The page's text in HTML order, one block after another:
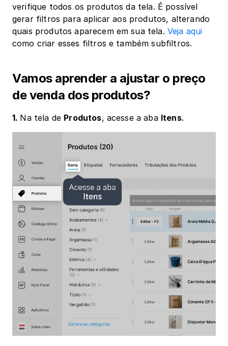
verifique todos os produtos da tela. É possível
gerar filtros para aplicar aos produtos, alterando
quais produtos aparecem em sua tela. Veja aqui
como criar esses filtros e também subfiltros.
Vamos aprender a ajustar o preço
de venda dos produtos?
1. Na tela de Produtos, acesse a aba Itens.